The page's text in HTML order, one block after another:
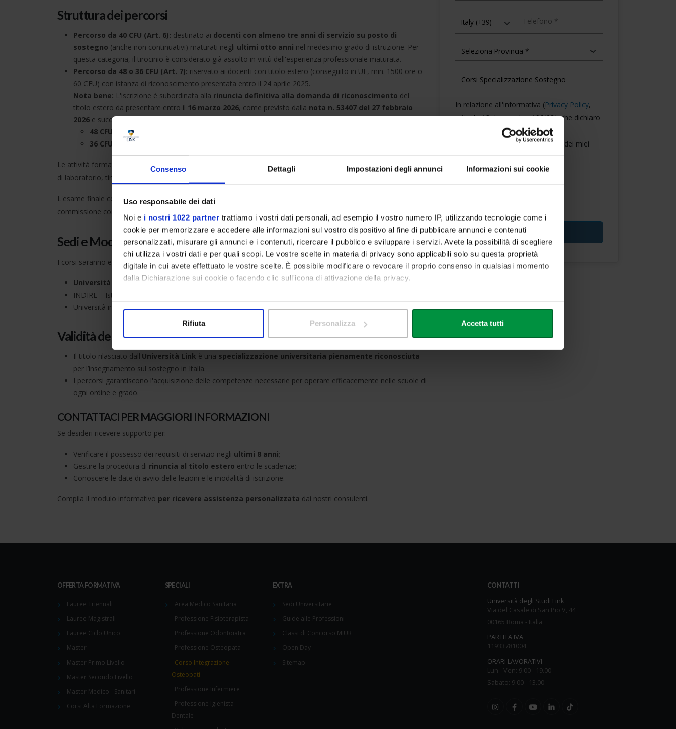
Consenso Dettagli Impostazioni degli annunci Informazioni sui cookie
Uso responsabile dei dati
Noi e i nostri 1022 partner trattiamo i vostri dati personali, ad esempio il vostro numero IP, utilizzando tecnologie come i
cookie per memorizzare e accedere alle informazioni sul vostro dispositivo al fine di pubblicare annunci e contenuti
personalizzati, misurare gli annunci e i contenuti, ricercare il pubblico e sviluppare i servizi. Avete la possibilità di scegliere
chi utilizza i vostri dati e per quali scopi. Le vostre scelte in materia di privacy sono applicabili solo su questa proprietà
digitale in cui avete effettuato le vostre scelte. È possibile modificare o revocare il proprio consenso in qualsiasi momento
dalla Dichiarazione sui cookie o facendo clic sull'icona di attivazione della privacy.
Con il tuo consenso, vorremmo anche:
Identificare il tuo dispositivo, scansionandolo attivamente alla ricerca di caratteristiche specifiche (impronte
digitali).
Approfondisci come vengono elaborati i tuoi dati personali e imposta le tue preferenze nella
modificare o ritirare il tuo consenso in qualsiasi momento dalla Dichiarazione sui cookie.
Utilizziamo i cookie per personalizzare contenuti ed annunci, per fornire funzionalità dei social media e per analizzare il
di analisi dei dati web, pubblicità e social media, i quali potrebbero combinarle con altre informazioni che ha fornito loro o
Rifiuta Personalizza Accetta tutti
Struttura dei percorsi
Percorso da 40 CFU (Art. 6): destinato ai docenti con almeno tre anni di servizio su posto di
sostegno (anche non continuativi) maturati negli ultimi otto anni nel medesimo grado di istruzione. Per
questa categoria, il tirocinio è considerato già assolto in virtù dell'esperienza professionale maturata.
Percorso da 48 o 36 CFU (Art. 7): riservato ai docenti con titolo estero (conseguito in UE, min. 1500 ore o
60 CFU) con istanza di riconoscimento presentata entro il 24 aprile 2025.
Nota bene: L'iscrizione è subordinata alla rinuncia definitiva alla domanda di riconoscimento del
titolo estero da presentare entro il 16 marzo 2026, come previsto dalla nota n. 53407 del 27 febbraio
2026 e successivaproroga del 10 marzo 2026
48 CFU:
per i docenti privi di un anno di servizio specifico in Italia (include 12 CFU di tirocinio).
36 CFU:
per chi ha maturato almeno un anno di servizio sul sostegno in Italia (tirocinio esonerato).
Le attività formative dureranno , con lezioni in modalità online sincrona e attività
di laboratorio, tirocinio ed esami in presenza. È consentito un massimo del
L'esame finale consiste in uncolloquio su un elaborato scritto
commissione con membro esterno.
Sedi e Modalità di svolgimento
I corsi saranno erogati dalle seguenti istituzioni secondo disponibilità organizzata:
Università Linke altri Atenei italiani in autonomia
INDIRE – Istituto Nazionale di Documentazione, Innovazione e Ricerca Educativa
Università in convenzione con INDIRE
Validità del Titolo
Il titolo rilasciato dall'Università Link è una specializzazione universitaria pienamente riconosciuta
per l’insegnamento sul sostegno in Italia.
I percorsi garantiscono l'acquisizione delle competenze necessarie per operare efficacemente nelle scuole di
ogni ordine e grado.
CONTATTACI PER MAGGIORI INFORMAZIONI
Se desideri ricevere supporto per:
Verificare il possesso dei requisiti di servizio negli ultimi 8 anni;
Gestire la procedura di rinuncia al titolo estero entro le scadenze;
Conoscere le date di avvio delle lezioni e le modalità di iscrizione.
Compila il modulo informativo per ricevere assistenza personalizzata dai nostri consulenti.
TELEFONO
In relazione all'informativa (Privacy Policy,
articolo 13 decreto lgs. 196/03), che dichiaro
al trattamento dei miei
dati personali.
OFFERTA FORMATIVA
Lauree Triennali
Lauree Magistrali
Lauree Ciclo Unico
Master
Master Primo Livello
Master Secondo Livello
Master Medico - Sanitari
Corsi Alta Formazione
SPECIALI
Area Medico Sanitaria
Professione Fisioterapista
Professione Odontoiatra
Professione Osteopata
Corso Integrazione
Osteopati
Professione Infermiere
Professione Igienista
Dentale
EXTRA
Sedi Universitarie
Guide alle Professioni
Classi di Concorso MIUR
Open Day
Sitemap
CONTATTI
Università degli Studi Link
Via del Casale di San Pio V, 44
00165 Roma - Italia
PARTITA IVA
11933781004
ORARI LAVORATIVI
Lun - Ven: 9.00 - 19.00
Sabato: 9.00 - 13.00